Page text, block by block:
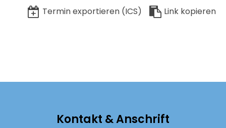
Termin exportieren (ICS)
Link kopieren
Kontakt & Anschrift